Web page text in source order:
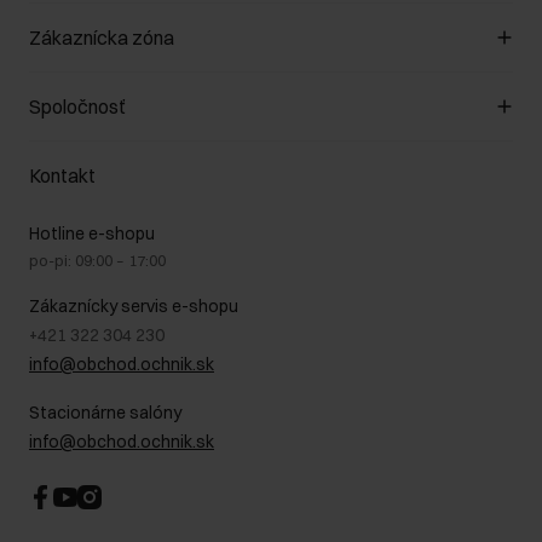
Spravovať súbory cookie
Spôsob platby
Vrátenie
Zákaznícka zóna
Zákazníky klub
Pravidlá propagácie
Starostlivosť o kožu
Bezpečné nakupovanie
Blog
Najčastejšie kladené otázky (FAQ)
Spoločnosť
O nás
GDPR - Zásady ochrany osobných údajov
Právne informácie
Kontakt
Hotline e-shopu
po-pi: 09:00 – 17:00
Zákaznícky servis e-shopu
+421 322 304 230
info@obchod.ochnik.sk
Stacionárne salóny
info@obchod.ochnik.sk